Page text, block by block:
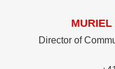
Director of